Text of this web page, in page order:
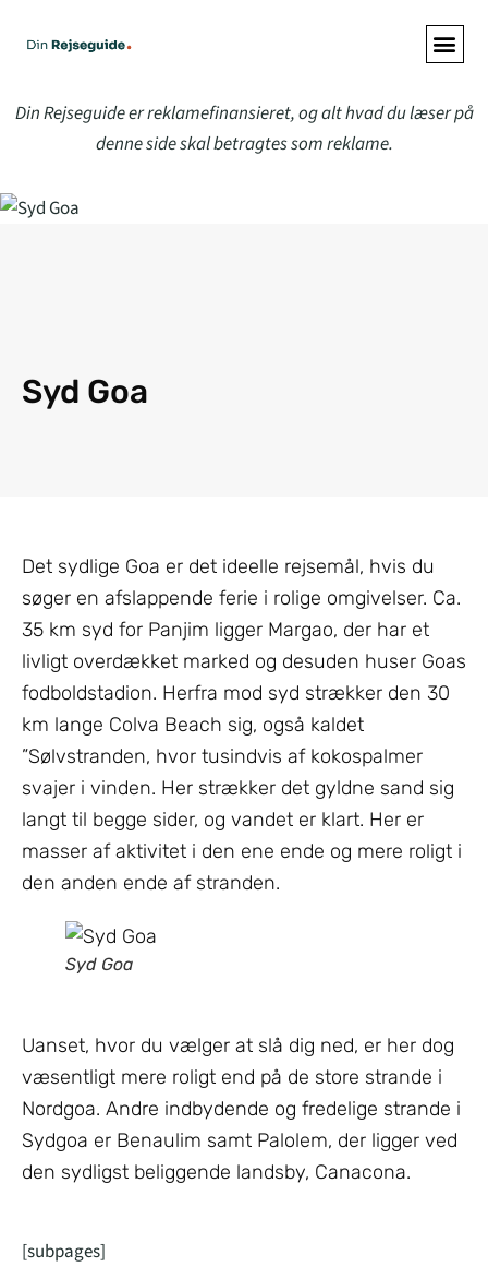
Din Rejseguide er reklamefinansieret, og alt hvad du læser på
denne side skal betragtes som reklame.
Syd Goa
Det sydlige Goa er det ideelle rejsemål, hvis du
søger en afslappende ferie i rolige omgivelser. Ca.
35 km syd for Panjim ligger Margao, der har et
livligt overdækket marked og desuden huser Goas
fodboldstadion. Herfra mod syd strækker den 30
km lange Colva Beach sig, også kaldet
”Sølvstranden, hvor tusindvis af kokospalmer
svajer i vinden. Her strækker det gyldne sand sig
langt til begge sider, og vandet er klart. Her er
masser af aktivitet i den ene ende og mere roligt i
den anden ende af stranden.
Syd Goa
Uanset, hvor du vælger at slå dig ned, er her dog
væsentligt mere roligt end på de store strande i
Nordgoa. Andre indbydende og fredelige strande i
Sydgoa er Benaulim samt Palolem, der ligger ved
den sydligst beliggende landsby, Canacona.
[subpages]